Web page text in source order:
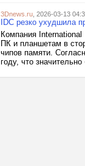
3Dnews.ru , 2026-03-13
IDC резко ухудшила
Компания International
ПК и планшетам в
чипов памяти.
году, что